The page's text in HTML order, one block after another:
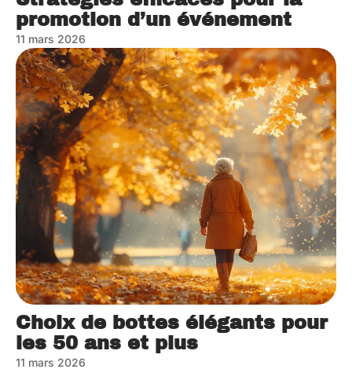
promotion d’un événement
11 mars 2026
Choix de bottes élégants pour
les 50 ans et plus
11 mars 2026